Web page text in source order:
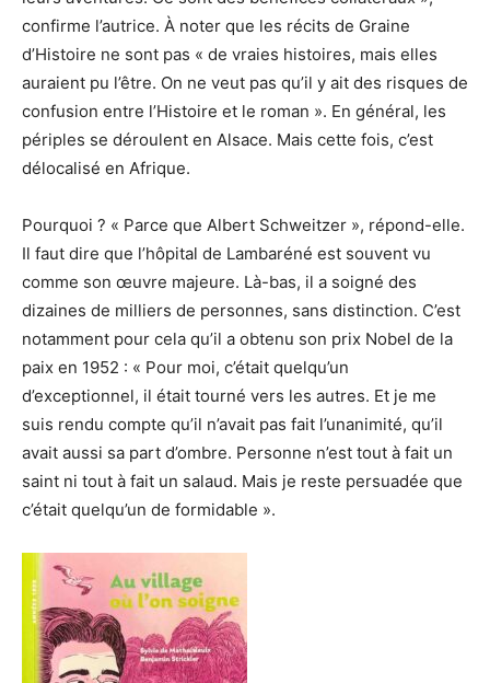
confirme l’autrice. À noter que les récits de Graine
d’Histoire ne sont pas « de vraies histoires, mais elles
auraient pu l’être. On ne veut pas qu’il y ait des risques de
confusion entre l’Histoire et le roman ». En général, les
périples se déroulent en Alsace. Mais cette fois, c’est
délocalisé en Afrique.
Pourquoi ? « Parce que Albert Schweitzer », répond-elle.
Il faut dire que l’hôpital de Lambaréné est souvent vu
comme son œuvre majeure. Là-bas, il a soigné des
dizaines de milliers de personnes, sans distinction. C’est
notamment pour cela qu’il a obtenu son prix Nobel de la
paix en 1952 : « Pour moi, c’était quelqu’un
d’exceptionnel, il était tourné vers les autres. Et je me
suis rendu compte qu’il n’avait pas fait l’unanimité, qu’il
avait aussi sa part d’ombre. Personne n’est tout à fait un
saint ni tout à fait un salaud. Mais je reste persuadée que
c’était quelqu’un de formidable ».